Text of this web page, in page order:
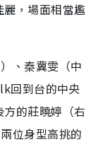
，場面相當尷
、秦冀雯（中
回到台的中央
的莊曉婷（右
位身型高挑的